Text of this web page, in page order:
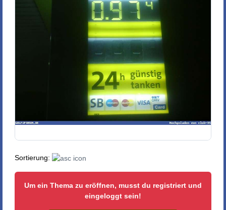
Sortierung:
Um ein Thema zu eröffnen, musst du registriert und
eingeloggt sein!